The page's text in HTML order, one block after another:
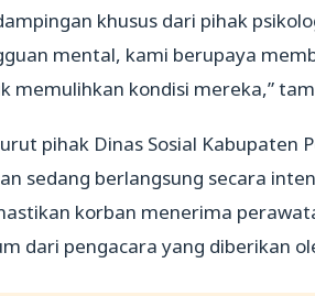
khusus dari pihak
mental, kami berupaya
memulihkan kondisi mereka,”
pihak Dinas Sosial Kabupaten
sedang berlangsung secara
korban menerima
dari pengacara yang diberikan